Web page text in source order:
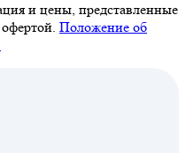
и цены, представленные
Положение об